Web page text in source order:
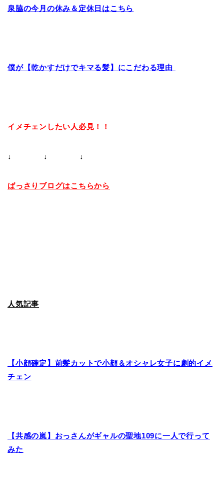
泉脇の今月の休み＆定休日はこちら
僕が【乾かすだけでキマる髪】にこだわる理由
イメチェンしたい人必見！！
↓ ↓ ↓
ばっさりブログはこちらから
人気記事
【小顔確定】前髪カットで小顔＆オシャレ女子に劇的イメ
チェン
【共感の嵐】おっさんがギャルの聖地109に一人で行って
みた